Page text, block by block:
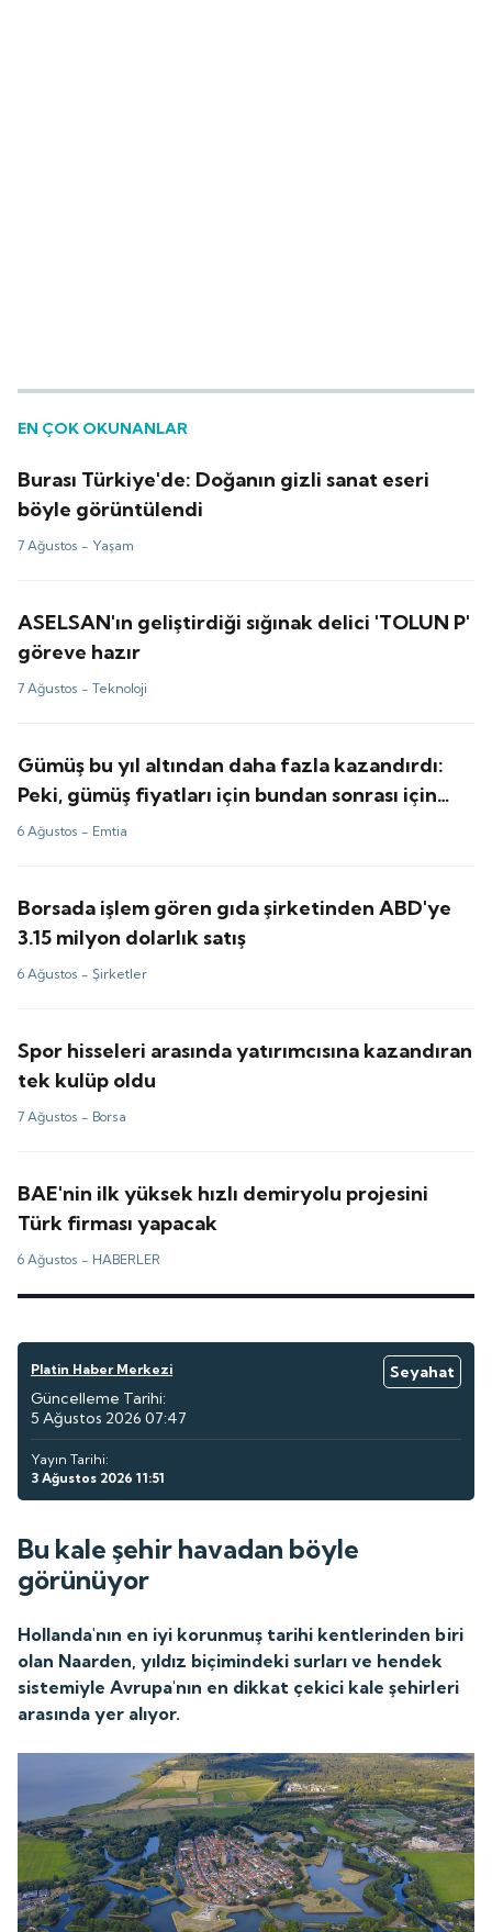
EN ÇOK OKUNANLAR
Burası Türkiye'de: Doğanın gizli sanat eseri
böyle görüntülendi
7 Ağustos - Yaşam
ASELSAN'ın geliştirdiği sığınak delici 'TOLUN P'
göreve hazır
7 Ağustos -Teknoloji
Gümüş bu yıl altından daha fazla kazandırdı:
Peki, gümüş fiyatları için bundan sonrası için
tahminler ne?
6 Ağustos - Emtia
Borsada işlem gören gıda şirketinden ABD'ye
3.15 milyon dolarlık satış
6 Ağustos -Şirketler
Spor hisseleri arasında yatırımcısına kazandıran
tek kulüp oldu
7 Ağustos - Borsa
BAE'nin ilk yüksek hızlı demiryolu projesini
Türk firması yapacak
6 Ağustos - HABERLER
Platin Haber Merkezi
Seyahat
Güncelleme Tarihi:
5 Ağustos 2026 07:47
Yayın Tarihi:
3 Ağustos 2026 11:51
Bu kale şehir havadan böyle
görünüyor
Hollanda'nın en iyi korunmuş tarihi kentlerinden biri
olan Naarden, yıldız biçimindeki surları ve hendek
sistemiyle Avrupa'nın en dikkat çekici kale şehirleri
arasında yer alıyor.